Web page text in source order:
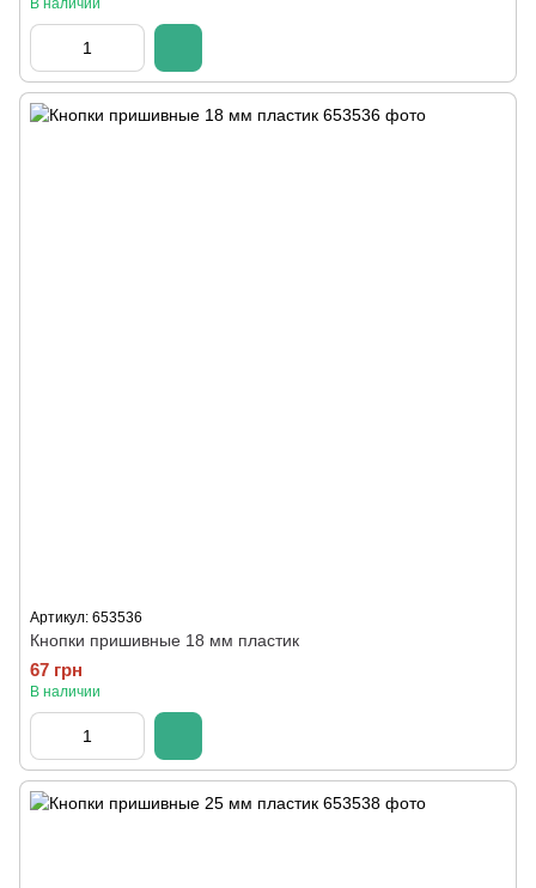
В наличии
Артикул: 653536
Кнопки пришивные 18 мм пластик
67 грн
В наличии